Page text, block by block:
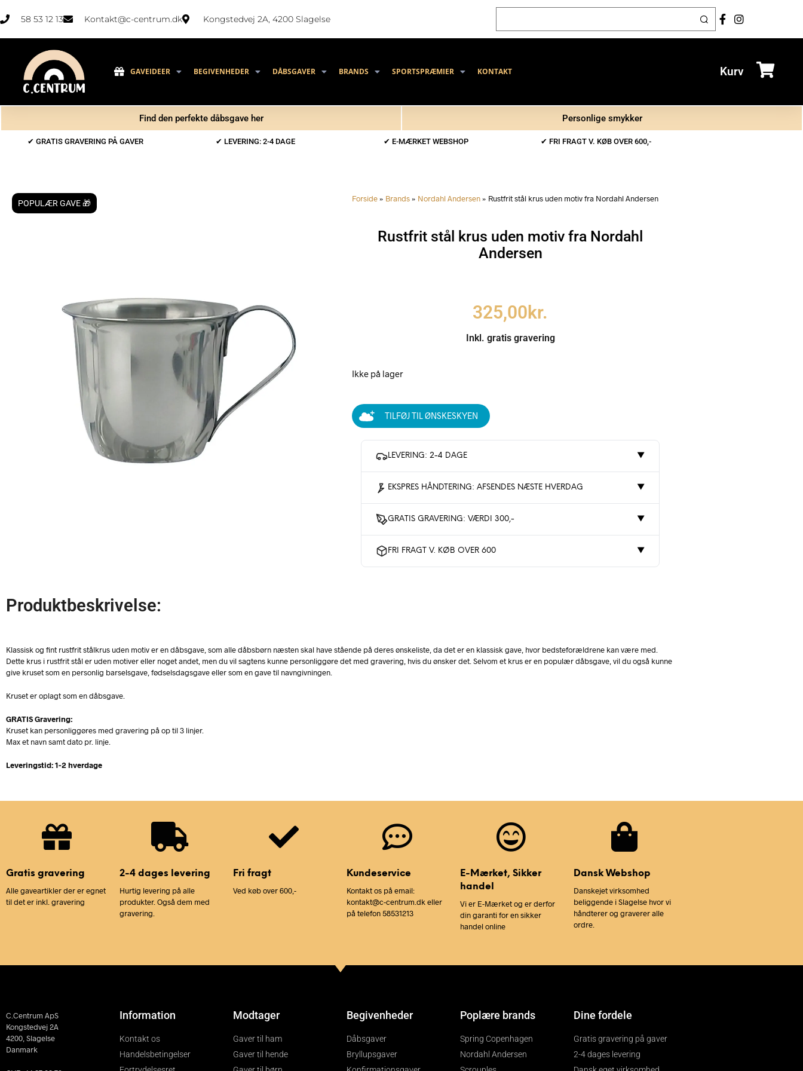
58 53 12 13 Kontakt@c-centrum.dk Kongstedvej 2A, 4200 Slagelse
GAVEIDEER BEGIVENHEDER DÅBSGAVER BRANDS SPORTSPRÆMIER KONTAKT Kurv
Find den perfekte dåbsgave her Personlige smykker
✔ GRATIS GRAVERING PÅ GAVER ✔ LEVERING: 2-4 DAGE ✔ E-MÆRKET WEBSHOP ✔ FRI FRAGT V. KØB OVER 600,-
POPULÆR GAVE 🎁 Forside » Brands » Nordahl Andersen » Rustfrit stål krus uden motiv fra Nordahl Andersen
Rustfrit stål krus uden motiv fra Nordahl
Andersen
325,00kr.
Inkl. gratis gravering
Ikke på lager
TILFØJ TIL ØNSKESKYEN
LEVERING: 2-4 DAGE ▼
EKSPRES HÅNDTERING: AFSENDES NÆSTE HVERDAG ▼
GRATIS GRAVERING: VÆRDI 300,- ▼
FRI FRAGT V. KØB OVER 600 ▼
Produktbeskrivelse:
Klassisk og fint rustfrit stålkrus uden motiv er en dåbsgave, som alle dåbsbørn næsten skal have stående på deres ønskeliste, da det er en klassisk gave, hvor bedsteforældrene kan være med.
Dette krus i rustfrit stål er uden motiver eller noget andet, men du vil sagtens kunne personliggøre det med gravering, hvis du ønsker det. Selvom et krus er en populær dåbsgave, vil du også kunne
give kruset som en personlig barselsgave, fødselsdagsgave eller som en gave til navngivningen.
Kruset er oplagt som en dåbsgave.
GRATIS Gravering:
Kruset kan personliggøres med gravering på op til 3 linjer.
Max et navn samt dato pr. linje.
Leveringstid: 1-2 hverdage
Gratis gravering
Alle gaveartikler der er egnet
til det er inkl. gravering
2-4 dages levering
Hurtig levering på alle
produkter. Også dem med
gravering.
Fri fragt
Ved køb over 600,-
Kundeservice
Kontakt os på email:
kontakt@c-centrum.dk eller
på telefon 58531213
E-Mærket, Sikker
handel
Vi er E-Mærket og er derfor
din garanti for en sikker
handel online
Dansk Webshop
Danskejet virksomhed
beliggende i Slagelse hvor vi
håndterer og graverer alle
ordre.
C.Centrum ApS
Kongstedvej 2A
4200, Slagelse
Danmark
Information
Kontakt os
Handelsbetingelser
Modtager
Gaver til ham
Gaver til hende
Begivenheder
Dåbsgaver
Bryllupsgaver
Poplære brands
Spring Copenhagen
Nordahl Andersen
Dine fordele
Gratis gravering på gaver
2-4 dages levering